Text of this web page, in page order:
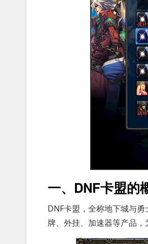
一、DNF卡盟的
DNF卡盟，全称地下城与
牌、外挂、加速器等产品，